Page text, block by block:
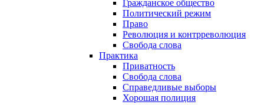
Гражданское общество
Политический режим
Право
Революция и контрреволюция
Свобода слова
Практика
Приватность
Свобода слова
Справедливые выборы
Хорошая полиция